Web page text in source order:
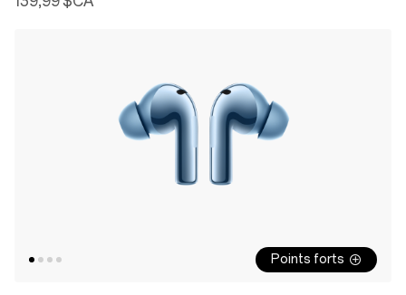
Points forts